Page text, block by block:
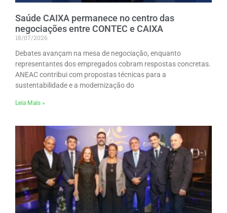
Saúde CAIXA permanece no centro das
negociações entre CONTEC e CAIXA
18/07/2026
Debates avançam na mesa de negociação, enquanto
representantes dos empregados cobram respostas concretas.
ANEAC contribui com propostas técnicas para a
sustentabilidade e a modernização do
Leia Mais »